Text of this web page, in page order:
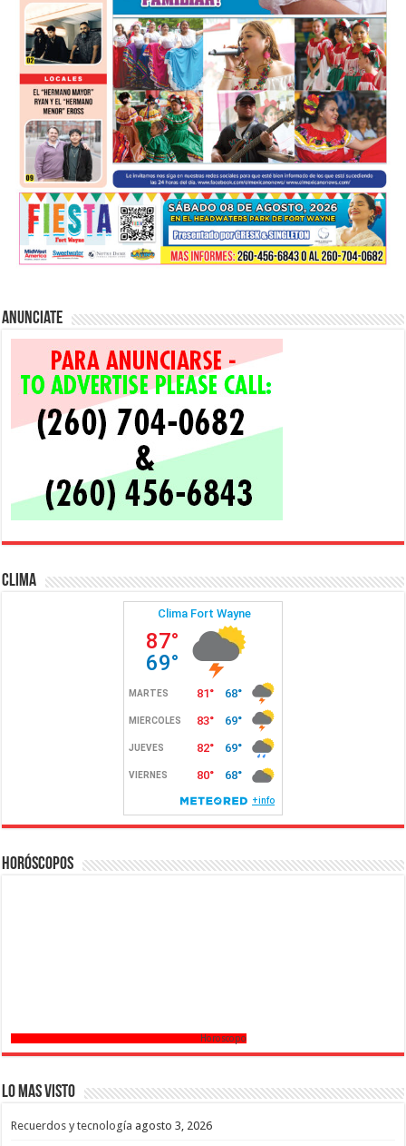
Anunciate
Clima
Horóscopos
Horoscopo
Lo mas Visto
Recuerdos y tecnología agosto 3, 2026